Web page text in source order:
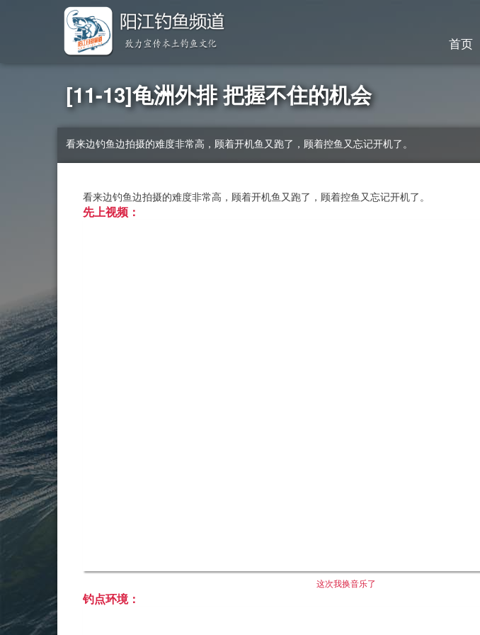
首页
[11-13]龟洲外排 把握不住的机会
看来边钓鱼边拍摄的难度非常高，顾着开机鱼又跑了，顾着控鱼又忘记开机了。
看来边钓鱼边拍摄的难度非常高，顾着开机鱼又跑了，顾着控鱼又忘记开机了。
先上视频：
这次我换音乐了
钓点环境：